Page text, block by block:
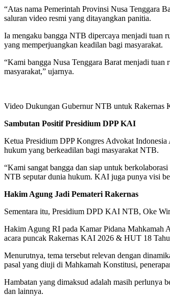
“Atas nama Pemerintah Provinsi Nusa Tenggara
saluran video resmi yang ditayangkan panitia.
Ia mengaku bangga NTB dipercaya menjadi tuan
yang memperjuangkan keadilan bagi masyarakat.
“Kami bangga Nusa Tenggara Barat menjadi
masyarakat,” ujarnya.
Video Dukungan Gubernur NTB untuk
Sambutan Positif Presidium DPP KAI
Ketua Presidium DPP Kongres Advokat
hukum yang berkeadilan bagi masyarakat NTB.
“Kami sangat bangga dan siap untuk
NTB seputar dunia hukum. KAI juga punya visi
Hakim Agung Jadi Pemateri Rakernas
Sementara itu, Presidium DPD KAI NTB, Oke
Hakim Agung RI pada Kamar Pidana Mahkamah
acara puncak Rakernas KAI 2026 & HUT 18
Menurutnya, tema tersebut relevan dengan
pasal yang diuji di Mahkamah Konstitusi,
Hambatan yang dimaksud adalah masih perlunya
dan lainnya.